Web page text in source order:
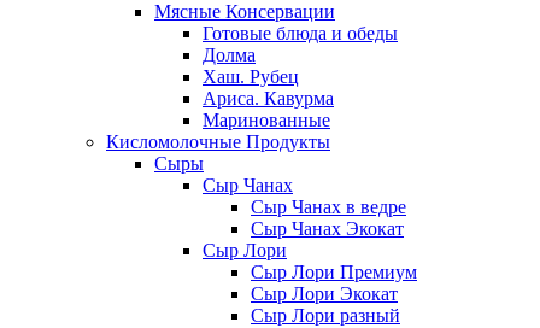
Мясные Консервации
Готовые блюда и обеды
Долма
Хаш. Рубец
Ариса. Кавурма
Маринованные
Кисломолочные Продукты
Сыры
Сыр Чанах
Сыр Чанах в ведре
Сыр Чанах Экокат
Сыр Лори
Сыр Лори Премиум
Сыр Лори Экокат
Сыр Лори разный